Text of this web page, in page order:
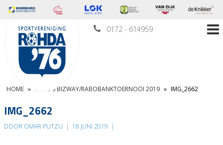
0172 - 614959
HOME » FOTO’S BIZWAY/RABOBANKTOERNOOI 2019 » IMG_2662
IMG_2662
DOOR OMAR PUTZU | 18 JUNI 2019 |